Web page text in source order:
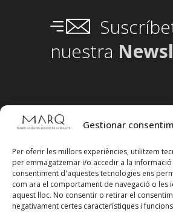
Gestionar
Per oferir les millors experiències, utilitzem
per emmagatzemar i/o accedir a la
consentiment d'aquestes tecnologies ens
com ara el comportament de navegació o les
aquest lloc. No consentir o retirar el
negativament certes característiques i
nuestra